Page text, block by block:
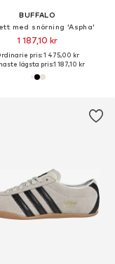
BUFFALO
med snörning 'Aspha'
1 187,10 kr
pris: 1 475,00 kr
lägsta pris:1 187,10 kr